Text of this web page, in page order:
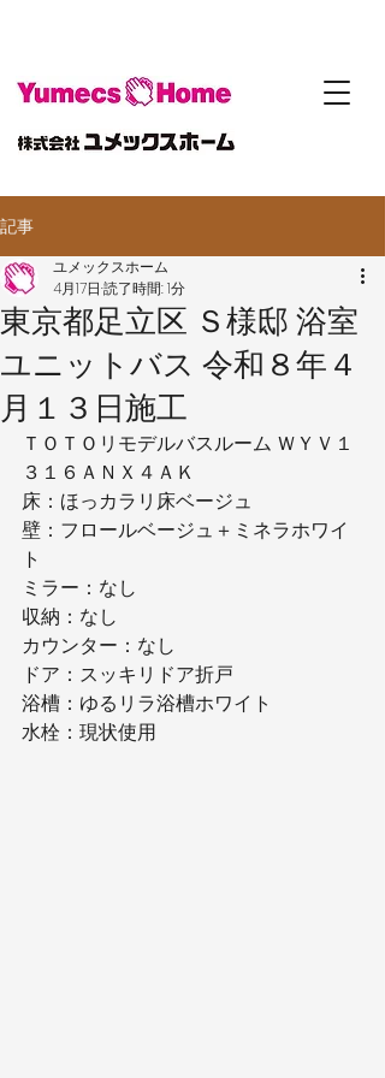
記事
東京都足立区 Ｓ様邸 浴室
ユニットバス 令和８年４
月１３日施工
ユメックスホーム
4月17日 読了時間: 1分
ＴＯＴＯリモデルバスルーム ＷＹＶ１
３１６ＡＮＸ４ＡＫ
床：ほっカラリ床ベージュ
壁：フロールベージュ＋ミネラホワイ
ト
ミラー：なし
収納：なし
カウンター：なし
ドア：スッキリドア折戸
浴槽：ゆるリラ浴槽ホワイト
水栓：現状使用